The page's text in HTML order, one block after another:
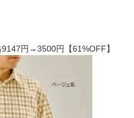
円→3500円【61%OFF】